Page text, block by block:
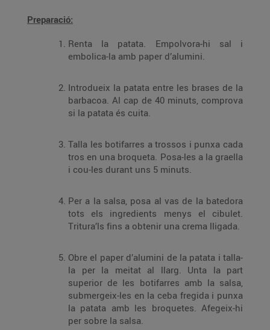
Preparació:
Renta la patata. Empolvora-hi sal i
embolica-la amb paper d’alumini.
Introdueix la patata entre les brases de la
barbacoa. Al cap de 40 minuts, comprova
si la patata és cuita.
Talla les botifarres a trossos i punxa cada
tros en una broqueta. Posa-les a la graella
i cou-les durant uns 5 minuts.
Per a la salsa, posa al vas de la batedora
tots els ingredients menys el cibulet.
Tritura’ls fins a obtenir una crema lligada.
Obre el paper d’alumini de la patata i talla-
la per la meitat al llarg. Unta la part
superior de les botifarres amb la salsa,
submergeix-les en la ceba fregida i punxa
la patata amb les broquetes. Afegeix-hi
per sobre la salsa.